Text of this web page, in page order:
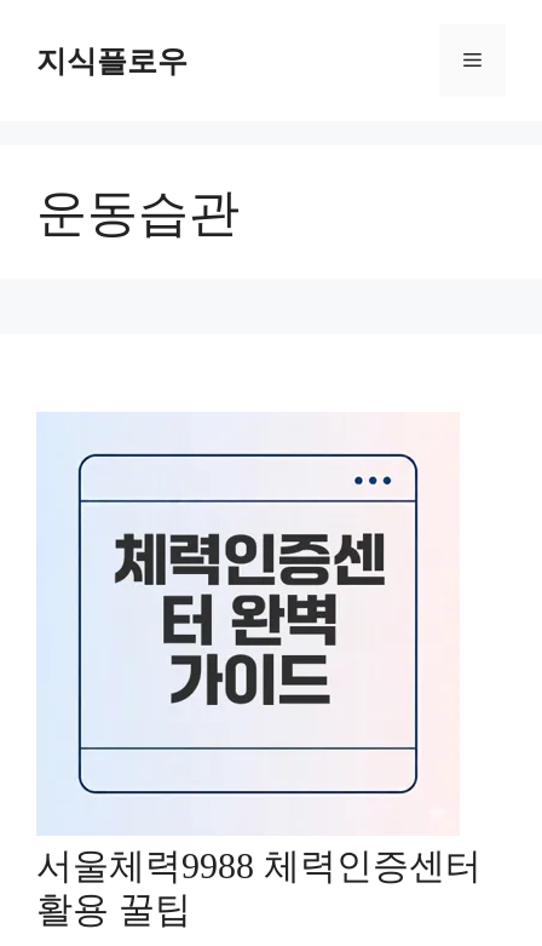
지식플로우 메
운동습관
서울체력9988 체력인증센터
활용 꿀팁